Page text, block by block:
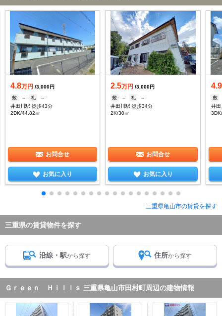
4.8万円 /3,000円
敷
-- 礼
--
井田川駅 徒歩43分
2DK/44.82㎡
お問合せ
お気に入り
2.5万円 /3,000円
敷
-- 礼
--
井田川駅 徒歩34分
2K/30㎡
お問合せ
お気に入り
4.9
敷
井田
三重県亀山市の賃貸を探す
三重県の賃貸物件を探す
沿線・駅から探す 住所から探す
Ｇｒｅｅｎ Ｈｉｌｌｓ 三重県亀山市田村町周辺の建物情報